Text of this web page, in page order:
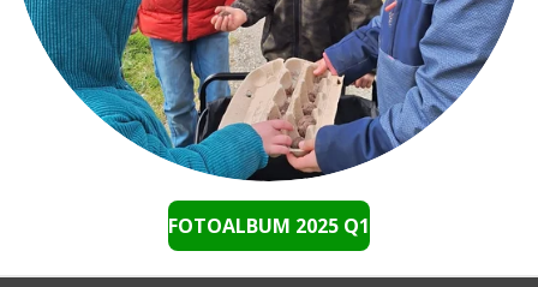
FOTOALBUM 2025 Q1